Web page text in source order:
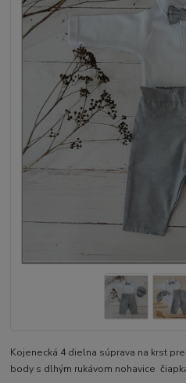
Kojenecká 4 dielna súprava na krst
body s dlhým rukávom nohavice